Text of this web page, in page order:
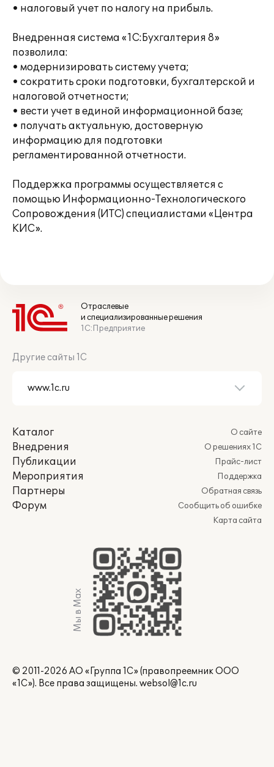
• налоговый учет по налогу на прибыль.
Внедренная система «1С:Бухгалтерия 8»
позволила:
• модернизировать систему учета;
• сократить сроки подготовки, бухгалтерской и
налоговой отчетности;
• вести учет в единой информационной базе;
• получать актуальную, достоверную
информацию для подготовки
регламентированной отчетности.
Поддержка программы осуществляется с
помощью Информационно-Технологического
Сопровождения (ИТС) специалистами «Центра
КИС».
Отраслевые
и специализированные решения
1С:Предприятие
Другие сайты 1С
Каталог
Внедрения
Публикации
Мероприятия
Партнеры
Форум
О сайте
О решениях 1С
Прайс-лист
Поддержка
Обратная связь
Сообщить об ошибке
Карта сайта
Мы в Max
© 2011-2026 АО «Группа 1С» (правопреемник ООО
«1С»). Все права защищены. websol@1c.ru